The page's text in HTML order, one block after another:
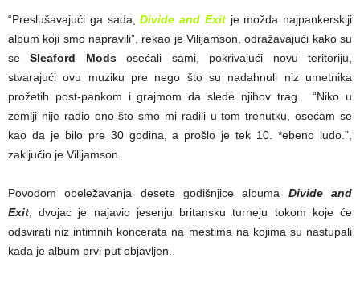
“Preslušavajući ga sada,Divide and Exit je možda najpankerskiji
album koji smo napravili”, rekao je Vilijamson, odražavajući kako su
seSleaford Modsosećali sami, pokrivajući novu teritoriju,
stvarajući ovu muziku pre nego što su nadahnuli niz umetnika
prožetih post-pankom i grajmom da slede njihov trag. “Niko u
zemlji nije radio ono što smo mi radili u tom trenutku, osećam se
kao da je bilo pre 30 godina, a prošlo je tek 10. *ebeno ludo.”,
zaključio je Vilijamson.
Povodom obeležavanja desete godišnjice albuma Divide and
Exit , dvojac je najavio jesenju britansku turneju tokom koje će
odsvirati niz intimnih koncerata na mestima na kojima su nastupali
kada je album prvi put objavljen.